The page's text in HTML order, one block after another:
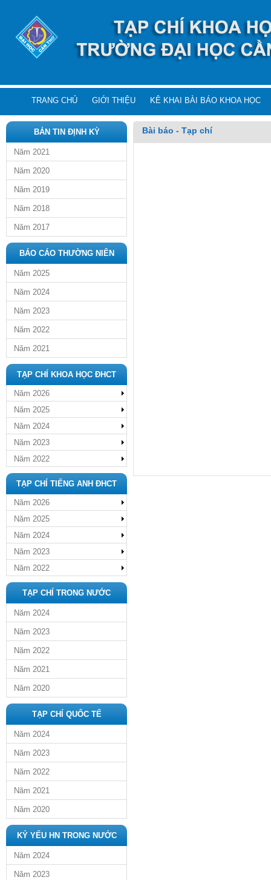
TRANG CHỦ GIỚI THIỆU KÊ KHAI BÀI BÁO KHOA HỌC
BẢN TIN ĐỊNH KỲ
Năm 2021
Năm 2020
Năm 2019
Năm 2018
Năm 2017
BÁO CÁO THƯỜNG NIÊN
Năm 2025
Năm 2024
Năm 2023
Năm 2022
Năm 2021
TẠP CHÍ KHOA HỌC ĐHCT
Năm 2026
Năm 2025
Năm 2024
Năm 2023
Năm 2022
TẠP CHÍ TIẾNG ANH ĐHCT
Năm 2026
Năm 2025
Năm 2024
Năm 2023
Năm 2022
TẠP CHÍ TRONG NƯỚC
Năm 2024
Năm 2023
Năm 2022
Năm 2021
Năm 2020
TẠP CHÍ QUỐC TẾ
Năm 2024
Năm 2023
Năm 2022
Năm 2021
Năm 2020
KỶ YẾU HN TRONG NƯỚC
Năm 2024
Năm 2023
Bài báo - Tạp chí